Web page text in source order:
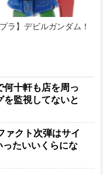
プラ】デビルガンダム！
何十軒も店を周っ
を監視してないと
ァクト次弾はサイ
たいいくらにな